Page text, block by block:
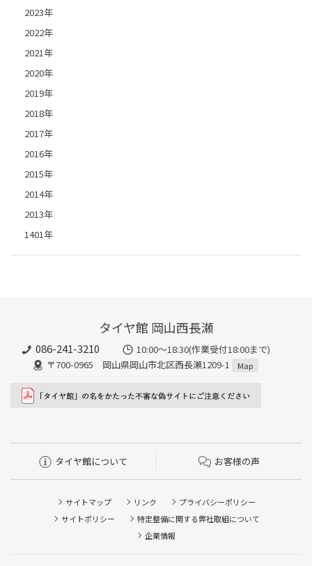
2023年
2022年
2021年
2020年
2019年
2018年
2017年
2016年
2015年
2014年
2013年
1401年
タイヤ館 岡山西長瀬
086-241-3210
10:00〜18:30(作業受付18:00まで)
〒700-0965 岡山県岡山市北区西長瀬1209-1
Map
タイヤ館について お客様の声
サイトマップ リンク
プライバシーポリシー
サイトポリシー
特定整備に関する弊社取組について
企業情報